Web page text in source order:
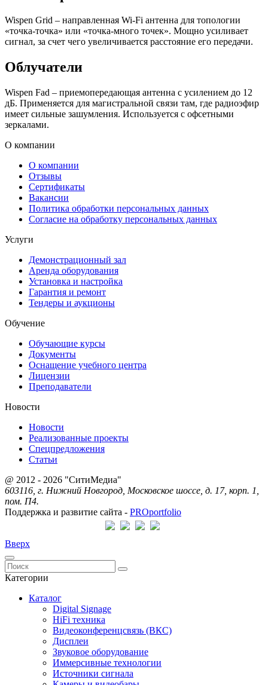
Wispen Grid – направленная Wi-Fi антенна для топологии
«точка-точка» или «точка-много точек». Мощно усиливает
сигнал, за счет чего увеличивается расстояние его передачи.
Облучатели
Wispen Fad – приемопередающая антенна с усилением до 12
дБ. Применяется для магистральной связи там, где радиоэфир
имеет сильные зашумления. Используется с офсетными
зеркалами.
О компании
О компании
Отзывы
Сертификаты
Вакансии
Политика обработки персональных данных
Согласие на обработку персональных данных
Услуги
Демонстрационный зал
Аренда оборудования
Установка и настройка
Гарантия и ремонт
Тендеры и аукционы
Обучение
Обучающие курсы
Документы
Оснащение учебного центра
Лицензии
Преподаватели
Новости
Новости
Реализованные проекты
Спецпредложения
Статьи
@ 2012 - 2026 "СитиМедиа"
603116, г. Нижний Новгород, Московское шоссе, д. 17, корп. 1,
пом. П4.
Поддержка и развитие сайта - PROportfolio
Вверх
Категории
Каталог
Digital Signage
HiFi техника
Видеоконференцсвязь (ВКС)
Дисплеи
Звуковое оборудование
Иммерсивные технологии
Источники сигнала